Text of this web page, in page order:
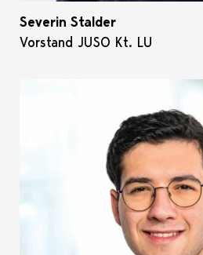
Severin Stalder
Vorstand JUSO Kt. LU